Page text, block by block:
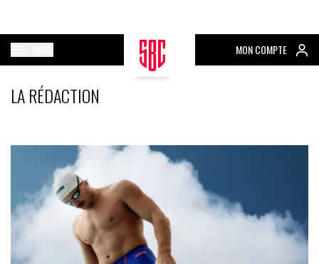
MON COMPTE
LA RÉDACTION